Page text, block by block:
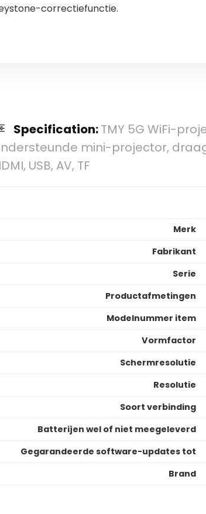
correctiefunctie.
Specification:TMY 5G WiFi-
mini-projector,
USB, AV, TF
Merk
Fabrikant
Serie
Productafmetingen
Modelnummer item
Vormfactor
Schermresolutie
Resolutie
Soort verbinding
Batterijen wel of niet meegeleverd
Gegarandeerde software-updates tot
Brand